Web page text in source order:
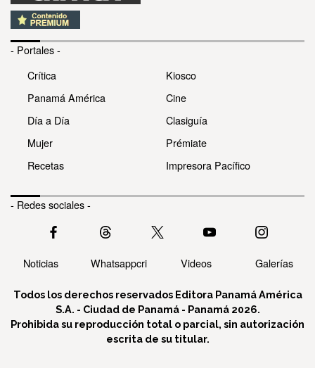
- Portales -
Crítica
Panamá América
Día a Día
Mujer
Recetas
Kiosco
Cine
Clasiguía
Prémiate
Impresora Pacífico
- Redes sociales -
Noticias Whatsappcri Videos Galerías
Todos los derechos reservados Editora Panamá América
S.A. - Ciudad de Panamá - Panamá 2026.
Prohibida su reproducción total o parcial, sin autorización
escrita de su titular.